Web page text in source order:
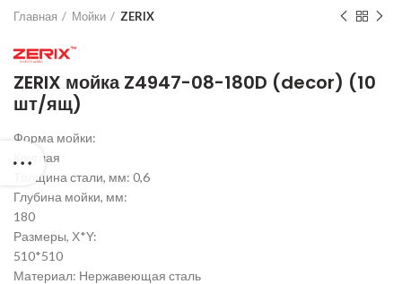
Главная Мойки ZERIX
ZERIX мойка Z4947-08-180D (decor) (10
шт/ящ)
Форма мойки:
Круглая
Толщина стали, мм: 0,6
Глубина мойки, мм:
180
Размеры, Х*Y:
510*510
Материал: Нержавеющая сталь